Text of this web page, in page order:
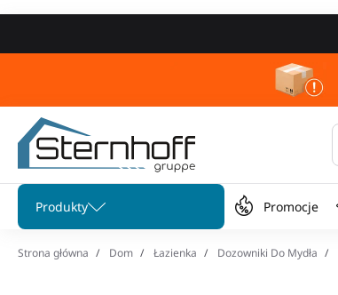
Pomiń menu
Produkty Promocje
Strona główna Dom Łazienka Dozowniki Do Mydła